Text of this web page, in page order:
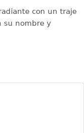
con un traje
su nombre y